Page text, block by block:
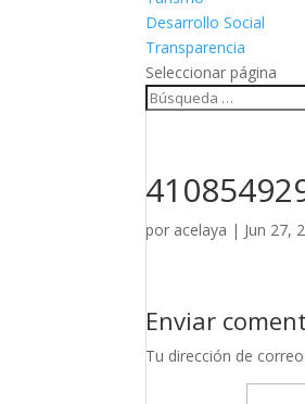
Desarrollo Social
Transparencia
Seleccionar página
por acelaya | Jun 27,
Enviar
Tu dirección de